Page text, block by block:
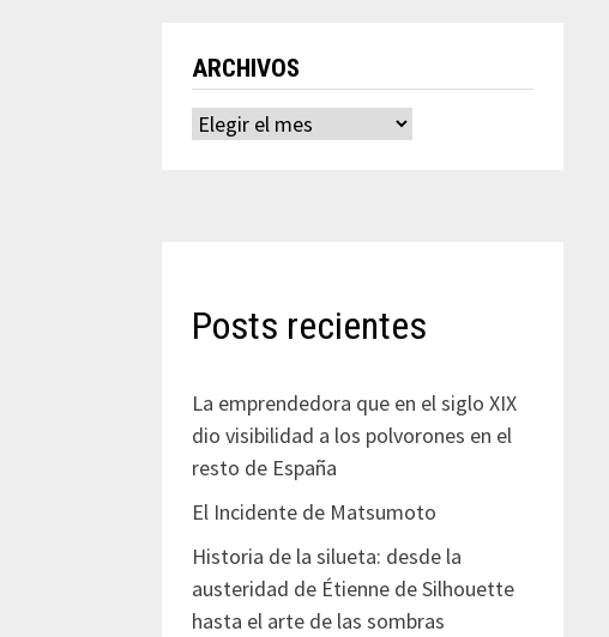
ARCHIVOS
Archivos
Posts recientes
La emprendedora que en el siglo XIX
dio visibilidad a los polvorones en el
resto de España
El Incidente de Matsumoto
Historia de la silueta: desde la
austeridad de Étienne de Silhouette
hasta el arte de las sombras